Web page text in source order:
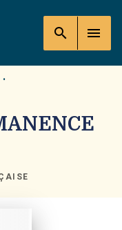
search menu
•